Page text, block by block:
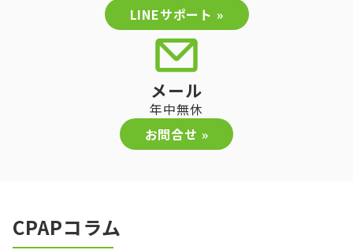
LINEサポート »
メール
年中無休
お問合せ »
CPAPコラム